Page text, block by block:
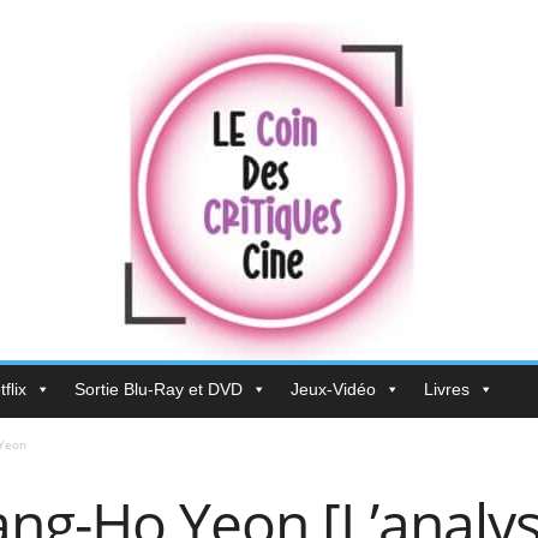
Sortie Blu-Ray et DVD Jeux-Vidéo Livres